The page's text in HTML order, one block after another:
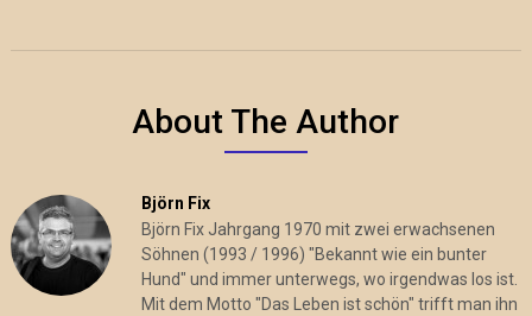
About The Author
Björn Fix
Björn Fix Jahrgang 1970 mit zwei erwachsenen
Söhnen (1993 / 1996) "Bekannt wie ein bunter
Hund" und immer unterwegs, wo irgendwas los ist.
Mit dem Motto "Das Leben ist schön" trifft man ihn